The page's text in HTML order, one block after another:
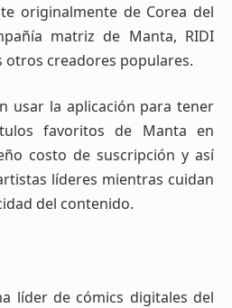
originalmente de Corea del
matriz de Manta, RIDI
otros creadores populares.
usar la aplicación para tener
favoritos de Manta en
costo de suscripción y así
líderes mientras cuidan
del contenido.
líder de cómics digitales del